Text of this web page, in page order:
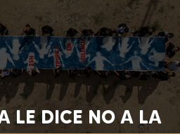
LE DICE NO A LA